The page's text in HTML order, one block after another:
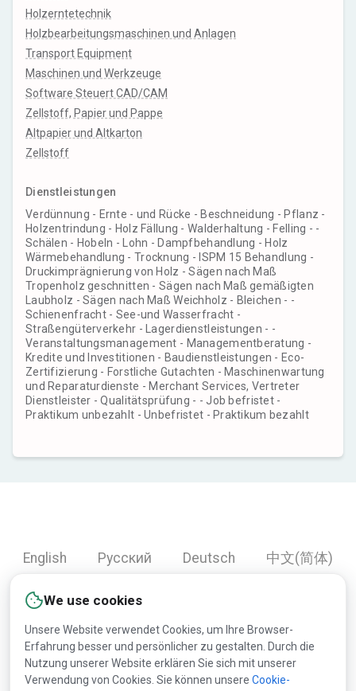
Holzerntetechnik
Holzbearbeitungsmaschinen und Anlagen
Transport Equipment
Maschinen und Werkzeuge
Software Steuert CAD/CAM
Zellstoff, Papier und Pappe
Altpapier und Altkarton
Zellstoff
Dienstleistungen
Verdünnung - Ernte - und Rücke - Beschneidung - Pflanz -
Holzentrindung - Holz Fällung - Walderhaltung - Felling - -
Schälen - Hobeln - Lohn - Dampfbehandlung - Holz
Wärmebehandlung - Trocknung - ISPM 15 Behandlung -
Druckimprägnierung von Holz - Sägen nach Maß
Tropenholz geschnitten - Sägen nach Maß gemäßigten
Laubholz - Sägen nach Maß Weichholz - Bleichen - -
Schienenfracht - See-und Wasserfracht -
Straßengüterverkehr - Lagerdienstleistungen - -
Veranstaltungsmanagement - Managementberatung -
Kredite und Investitionen - Baudienstleistungen - Eco-
Zertifizierung - Forstliche Gutachten - Maschinenwartung
und Reparaturdienste - Merchant Services, Vertreter
Dienstleister - Qualitätsprüfung - - Job befristet -
Praktikum unbezahlt - Unbefristet - Praktikum bezahlt
We use cookies
Unsere Website verwendet Cookies, um Ihre Browser-
Erfahrung besser und persönlicher zu gestalten. Durch die
Nutzung unserer Website erklären Sie sich mit unserer
Verwendung von Cookies. Sie können unsere Cookie-
English Русский Deutsch
中文(简体)
العربية
Türkçe
Copyright © 2000-2026 Lesprom Network. Alle Rechte